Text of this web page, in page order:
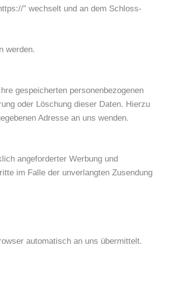
” wechselt und an dem Schloss-
werden.
gespeicherten personenbezogenen
oder Löschung dieser Daten. Hierzu
Adresse an uns wenden.
angeforderter Werbung und
im Falle der unverlangten Zusendung
automatisch an uns übermittelt.